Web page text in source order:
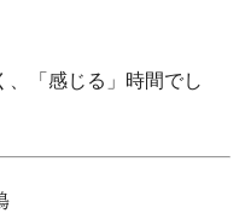
、「感じる」時間でし